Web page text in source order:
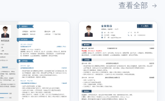
查看全部